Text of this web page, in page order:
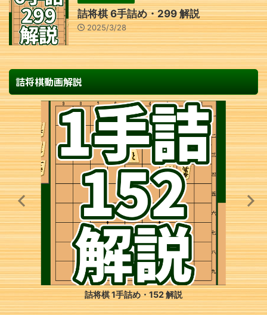
詰将棋 6手詰め・299 解説
2025/3/28
詰将棋動画解説
詰将棋 7手詰め・83 解説